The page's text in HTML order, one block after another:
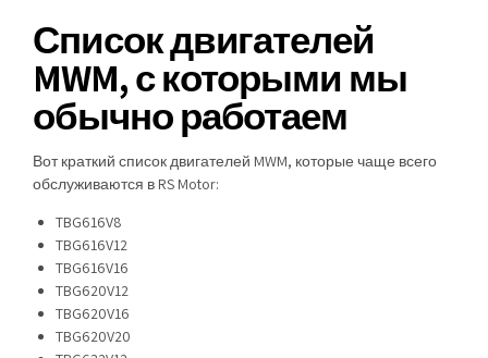
Список двигателей
MWM, с которыми мы
обычно работаем
Вот краткий список двигателей MWM, которые чаще всего
обслуживаются в RS Motor:
TBG616V8
TBG616V12
TBG616V16
TBG620V12
TBG620V16
TBG620V20